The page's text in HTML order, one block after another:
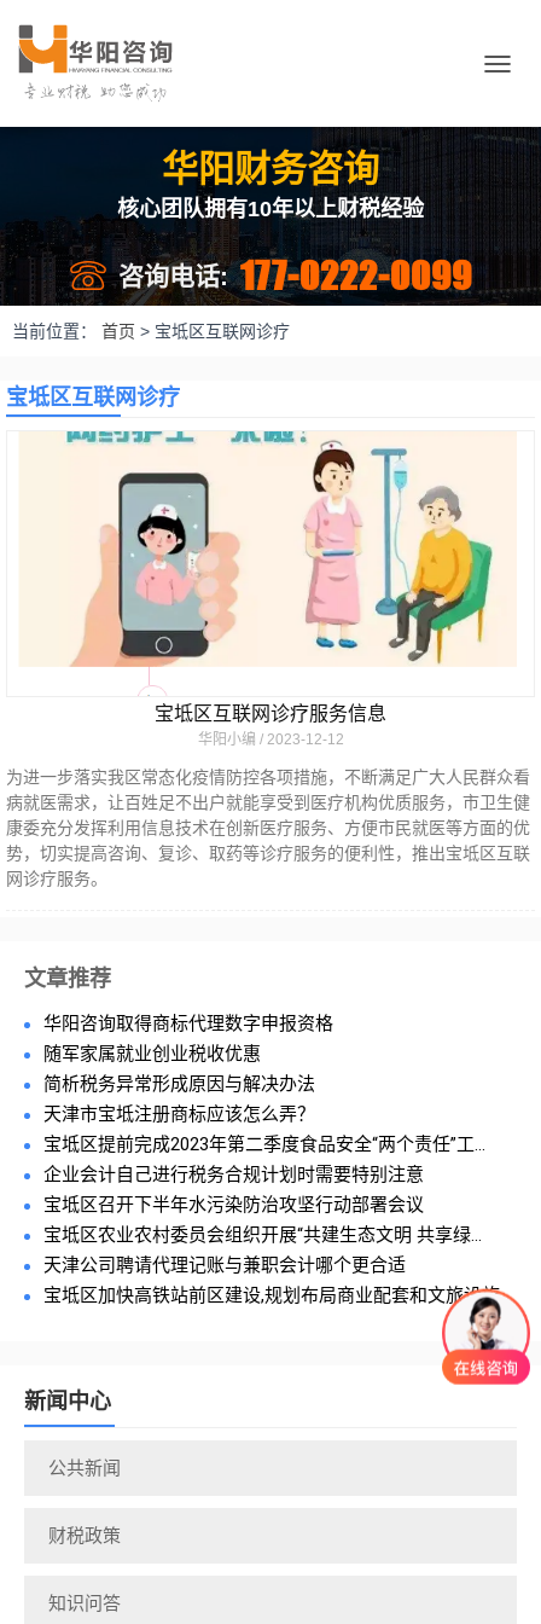
导
华阳财务咨询
核心团队拥有10年以上财税经验
咨询电话: 177-0222-0099
当前位置： 首页 > 宝坻区互联网诊疗
宝坻区互联网诊疗
宝坻区互联网诊疗服务信息
华阳小编 2023-12-12
为进一步落实我区常态化疫情防控各项措施，不断满足广大人民群众看
病就医需求，让百姓足不出户就能享受到医疗机构优质服务，市卫生健
康委充分发挥利用信息技术在创新医疗服务、方便市民就医等方面的优
势，切实提高咨询、复诊、取药等诊疗服务的便利性，推出宝坻区互联
网诊疗服务。
文章推荐
华阳咨询取得商标代理数字申报资格
随军家属就业创业税收优惠
简析税务异常形成原因与解决办法
天津市宝坻注册商标应该怎么弄？
宝坻区提前完成2023年第二季度食品安全“两个责任”工...
企业会计自己进行税务合规计划时需要特别注意
宝坻区召开下半年水污染防治攻坚行动部署会议
宝坻区农业农村委员会组织开展“共建生态文明 共享绿...
天津公司聘请代理记账与兼职会计哪个更合适
宝坻区加快高铁站前区建设,规划布局商业配套和文旅设施
新闻中心
公共新闻
财税政策
知识问答